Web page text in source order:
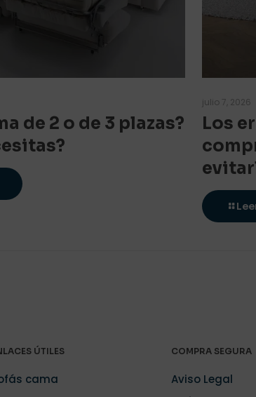
de 2 o de 3 plazas?
julio 7, 2026
Los
ÚTILES
cama
COMPRA SEGURA
Aviso Legal